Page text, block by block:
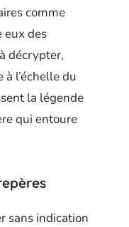
comme
eux des
décrypter,
à l’échelle du
la légende
qui entoure
sans indication